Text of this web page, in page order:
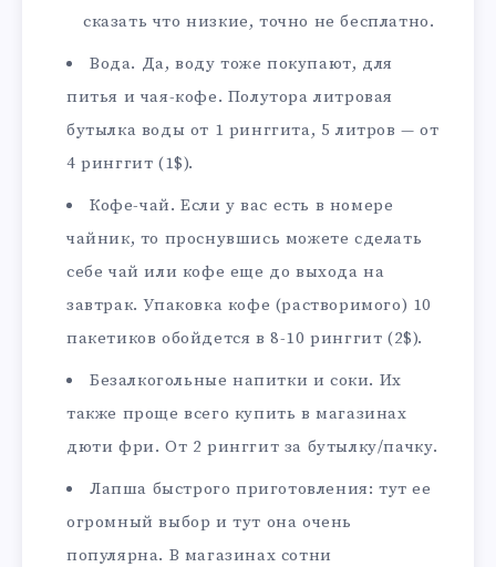
сказать что низкие, точно не бесплатно.
Вода. Да, воду тоже покупают, для
питья и чая-кофе. Полутора литровая
бутылка воды от 1 ринггита, 5 литров — от
4 ринггит (1$).
Кофе-чай. Если у вас есть в номере
чайник, то проснувшись можете сделать
себе чай или кофе еще до выхода на
завтрак. Упаковка кофе (растворимого) 10
пакетиков обойдется в 8-10 ринггит (2$).
Безалкогольные напитки и соки. Их
также проще всего купить в магазинах
дюти фри. От 2 ринггит за бутылку/пачку.
Лапша быстрого приготовления: тут ее
огромный выбор и тут она очень
популярна. В магазинах сотни